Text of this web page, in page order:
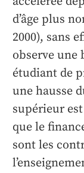
d’âge plus
2000), sans
observe une
étudiant de
une hausse
supérieur
que le
sont les